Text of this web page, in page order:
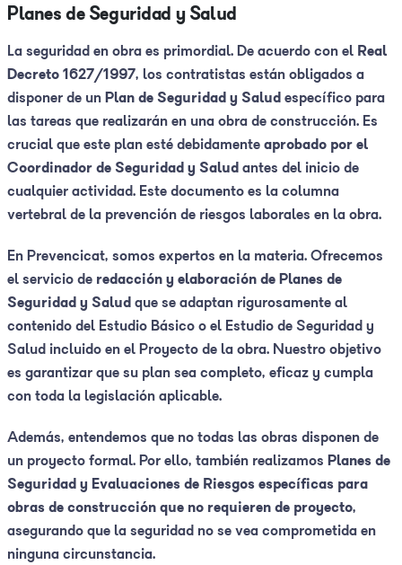
Planes de Seguridad y Salud
La seguridad en obra es primordial. De acuerdo con el Real
Decreto 1627/1997, los contratistas están obligados a
disponer de unPlan de Seguridad y Saludespecífico para
las tareas que realizarán en una obra de construcción. Es
crucial que este plan esté debidamenteaprobado por el
Coordinador de Seguridad y Saludantes del inicio de
cualquier actividad. Este documento es la columna
vertebral de la prevención de riesgos laborales en la obra.
En Prevencicat, somos expertos en la materia. Ofrecemos
el servicio de redacción y elaboración de Planes de
Seguridad y Saludque se adaptan rigurosamente al
contenido del Estudio Básico o el Estudio de Seguridad y
Salud incluido en el Proyecto de la obra. Nuestro objetivo
es garantizar que su plan sea completo, eficaz y cumpla
con toda la legislación aplicable.
Además, entendemos que no todas las obras disponen de
un proyecto formal. Por ello, también realizamos Planes de
Seguridad y Evaluaciones de Riesgos específicas para
obras de construcción que no requieren de proyecto,
asegurando que la seguridad no se vea comprometida en
ninguna circunstancia.